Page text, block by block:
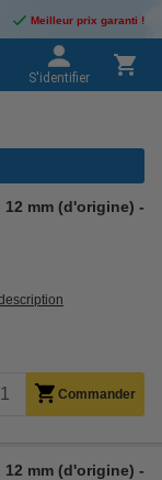
Meilleur prix garanti !
S'identifier
mm (d'origine) -
Commander
mm (d'origine) -